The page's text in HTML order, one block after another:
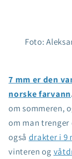
Foto:
7 mm er den
norske farvann
om sommeren,
om man
også drakter i 9
vinteren og